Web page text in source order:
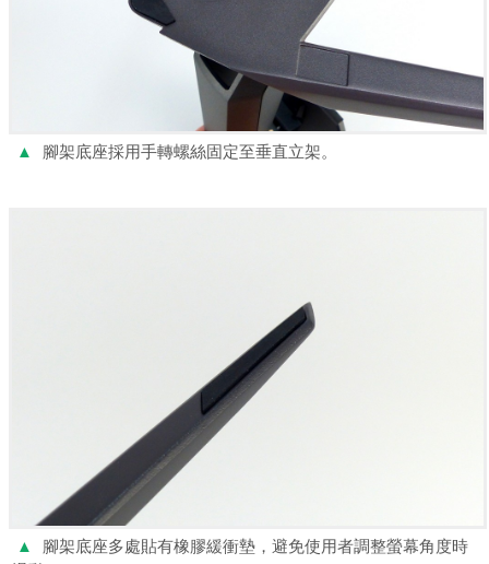
▲ 腳架底座採用手轉螺絲固定至垂直立架。
▲
腳架底座多處貼有橡膠緩衝墊，避免使用者調整螢幕角度時